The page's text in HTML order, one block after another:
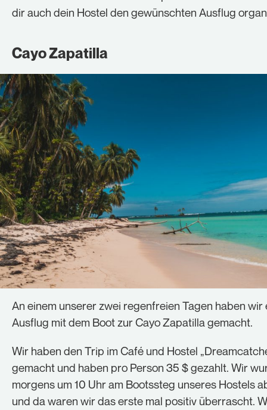
dir auch dein Hostel den gewünschten Ausflug
Cayo Zapatilla
An einem unserer zwei regenfreien Tagen haben wir
Ausflug mit dem Boot zur Cayo Zapatilla gemacht.
Wir haben den Trip im Café und Hostel
gemacht und haben pro Person 35 $ gezahlt. Wir
morgens um 10 Uhr am Bootssteg unseres Hostels
und da waren wir das erste mal positiv überrascht.